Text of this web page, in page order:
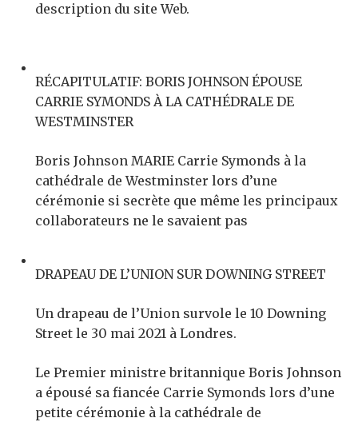
description du site Web.
RÉCAPITULATIF: BORIS JOHNSON ÉPOUSE
CARRIE SYMONDS À LA CATHÉDRALE DE
WESTMINSTER
Boris Johnson MARIE Carrie Symonds à la
cathédrale de Westminster lors d’une
cérémonie si secrète que même les principaux
collaborateurs ne le savaient pas
DRAPEAU DE L’UNION SUR DOWNING STREET
Un drapeau de l’Union survole le 10 Downing
Street le 30 mai 2021 à Londres.
Le Premier ministre britannique Boris Johnson
a épousé sa fiancée Carrie Symonds lors d’une
petite cérémonie à la cathédrale de